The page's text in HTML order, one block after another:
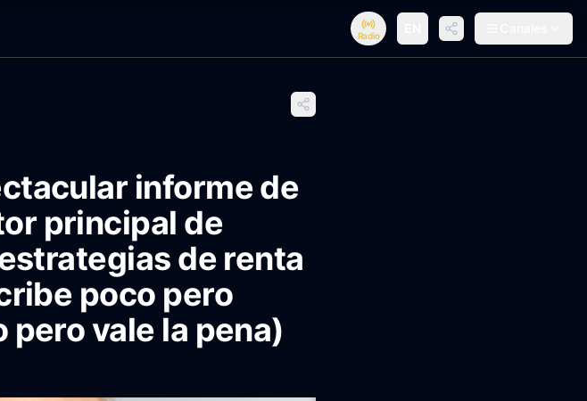
Radio
informe de
principal de
de renta
poco pero
vale la pena)